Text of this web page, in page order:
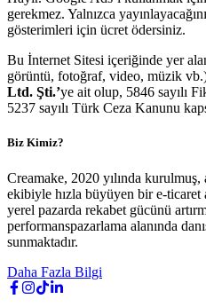
gerekmez. Yalnızca
gösterimleri için ücret ödersiniz.
Bu İnternet Sitesi içeriğinde yer
görüntü, fotoğraf, video, müzik
Ltd. Şti.’ye ait olup, 5846 sayılı
5237 sayılı Türk Ceza Kanunu
Biz Kimiz?
Creamake, 2020 yılında
ekibiyle hızla büyüyen bir e-ticaret
yerel pazarda rekabet gücünü
performanspazarlama alanında
sunmaktadır.
Daha Fazla Bilgi